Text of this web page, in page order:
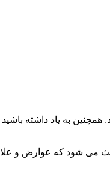
و معمولاً ۱ نفر از هر ۵۰۰ نفر جان سالم
می شود که عوارض و